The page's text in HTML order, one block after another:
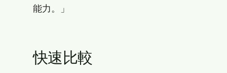
能力。」
快速比較